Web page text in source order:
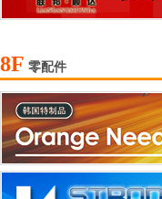
8F 零配件